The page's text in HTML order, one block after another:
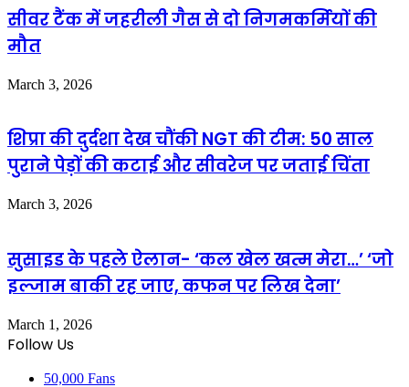
सीवर टैंक में जहरीली गैस से दो निगमकर्मियों की
मौत
March 3, 2026
शिप्रा की दुर्दशा देख चौंकी NGT की टीम: 50 साल
पुराने पेड़ों की कटाई और सीवरेज पर जताई चिंता
March 3, 2026
सुसाइड के पहले ऐलान- ‘कल खेल खत्म मेरा…’ ‘जो
इल्जाम बाकी रह जाए, कफन पर लिख देना’
March 1, 2026
Follow Us
50,000 Fans